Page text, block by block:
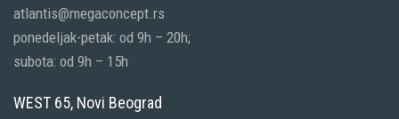
atlantis@megaconcept.rs
ponedeljak-petak: od 9h – 20h;
subota: od 9h – 15h
WEST 65, Novi Beograd